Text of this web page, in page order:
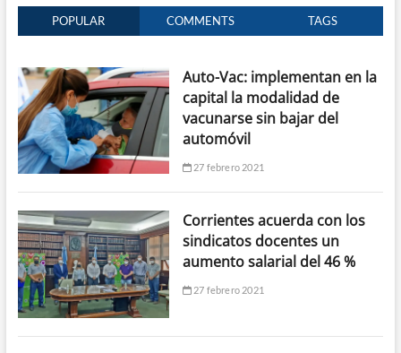
POPULAR COMMENTS TAGS
Auto-Vac: implementan en la
capital la modalidad de
vacunarse sin bajar del
automóvil
27 febrero 2021
Corrientes acuerda con los
sindicatos docentes un
aumento salarial del 46 %
27 febrero 2021